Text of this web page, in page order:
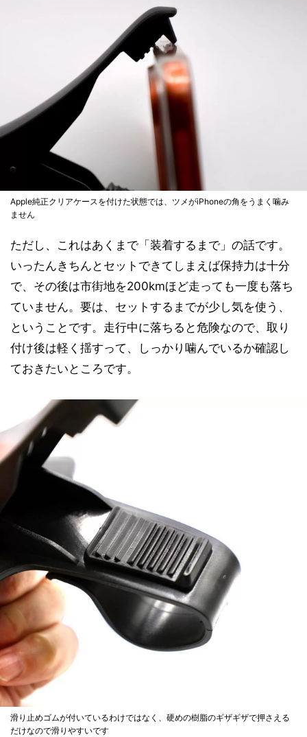
Apple純正クリアケースを付けた状態では、ツメがiPhoneの角をうまく噛み
ません
ただし、これはあくまで「装着するまで」の話です。
いったんきちんとセットできてしまえば保持力は十分
で、その後は市街地を200kmほど走っても一度も落ち
ていません。要は、セットするまでが少し気を使う、
ということです。走行中に落ちると危険なので、取り
付け後は軽く揺すって、しっかり噛んでいるか確認し
ておきたいところです。
滑り止めゴムが付いているわけではなく、硬めの樹脂のギザギザで押さえる
だけなので滑りやすいです